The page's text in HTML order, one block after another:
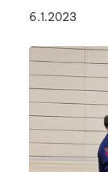
6.1.2023